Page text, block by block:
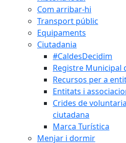
Com arribar-hi
Transport públic
Equipaments
Ciutadania
#CaldesDecidim
Registre Municipal
Recursos per a
Entitats i
Crides de
ciutadana
Marca Turística
Menjar i dormir